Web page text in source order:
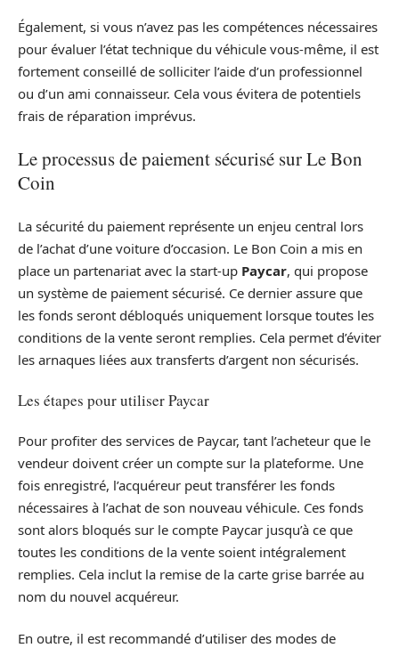
Également, si vous n’avez pas les compétences nécessaires
pour évaluer l’état technique du véhicule vous-même, il est
fortement conseillé de solliciter l’aide d’un professionnel
ou d’un ami connaisseur. Cela vous évitera de potentiels
frais de réparation imprévus.
Le processus de paiement sécurisé sur Le Bon
Coin
La sécurité du paiement représente un enjeu central lors
de l’achat d’une voiture d’occasion. Le Bon Coin a mis en
place un partenariat avec la start-up Paycar, qui propose
un système de paiement sécurisé. Ce dernier assure que
les fonds seront débloqués uniquement lorsque toutes les
conditions de la vente seront remplies. Cela permet d’éviter
les arnaques liées aux transferts d’argent non sécurisés.
Les étapes pour utiliser Paycar
Pour profiter des services de Paycar, tant l’acheteur que le
vendeur doivent créer un compte sur la plateforme. Une
fois enregistré, l’acquéreur peut transférer les fonds
nécessaires à l’achat de son nouveau véhicule. Ces fonds
sont alors bloqués sur le compte Paycar jusqu’à ce que
toutes les conditions de la vente soient intégralement
remplies. Cela inclut la remise de la carte grise barrée au
nom du nouvel acquéreur.
En outre, il est recommandé d’utiliser des modes de